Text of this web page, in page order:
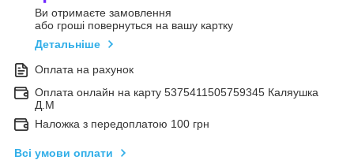
Ви отримаєте замовлення
або гроші повернуться на вашу картку
Детальніше
Оплата на рахунок
Оплата онлайн на карту 5375411505759345 Каляушка
Д.М
Наложка з передоплатою 100 грн
Всі умови оплати